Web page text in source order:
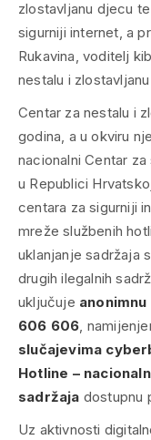
zlostavljanu djecu
sigurniji internet, a
Rukavina, voditelj
nestalu i
Centar za nestalu i
godina, a u okviru
nacionalni Centar
u Republici
centara za sigurniji
mreže službenih
uklanjanje sadržaja
drugih ilegalnih
uključuje
606 606,
slučajevima
Hotline –
sadržaja dostupnu
Uz aktivnosti